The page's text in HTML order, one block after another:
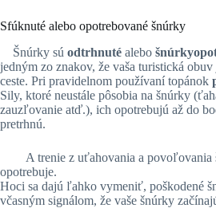
Sfúknuté alebo opotrebované šnúrky
Šnúrky sú odtrhnuté alebo
jedným zo znakov, že vaša turistická obuv
ceste. Pri pravidelnom používaní topánok
Sily, ktoré neustále pôsobia na šnúrky
zauzľovanie atď.), ich opotrebujú až do
pretrhnú.
A trenie z uťahovania a povoľovania
opotrebuje.
Hoci sa dajú ľahko vymeniť, poškodené
včasným signálom, že vaše šnúrky